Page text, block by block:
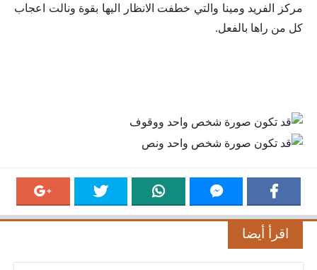
مركز الفريد ومينا والتي خطفت الانظار اليها بقوة ونالت اعجاب
كل من راها بالفعل.
اقرأ أيضا